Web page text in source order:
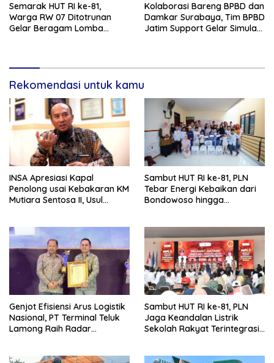
Semarak HUT RI ke-81,
Warga RW 07 Ditotrunan
Gelar Beragam Lomba
Kolaborasi Bareng BPBD dan
Damkar Surabaya, Tim BPBD
Jatim Support Gelar Simulasi
Rekomendasi untuk kamu
INSA Apresiasi Kapal
Penolong usai Kebakaran KM
Mutiara Sentosa II, Usul
Sambut HUT RI ke-81, PLN
Tebar Energi Kebaikan dari
Bondowoso hingga
Genjot Efisiensi Arus Logistik
Nasional, PT Terminal Teluk
Lamong Raih Radar
Sambut HUT RI ke-81, PLN
Jaga Keandalan Listrik
Sekolah Rakyat Terintegrasi 1